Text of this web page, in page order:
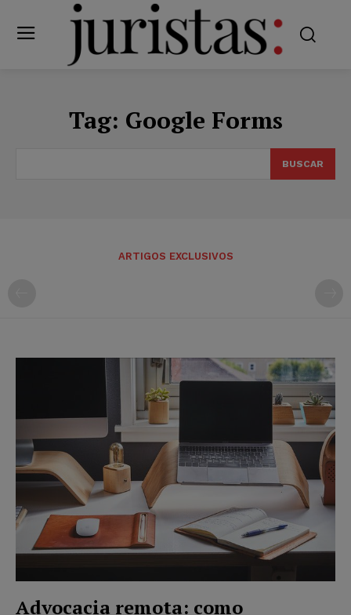
Tag: Google Forms
BUSCAR
ARTIGOS EXCLUSIVOS
Advocacia remota: como